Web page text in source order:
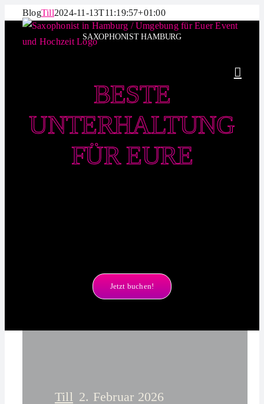
Inhalt
springen
BlogTill2024-11-13T11:19:57+01:00
SAXOPHONIST HAMBURG
BESTE
UNTERHALTUNG
FÜR EURE
Jetzt buchen!
Till 2. Februar 2026